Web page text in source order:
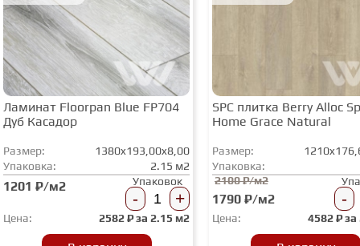
Ламинат Floorpan Blue FP704
Дуб Касадор
Размер:
1380x193,00x8,00
Упаковка:
2.15 м2
1201 ₽/м2 Упаковок
- +
Цена: 2582₽ за 2.15 м2
SPC плитка Berry Alloc
Home Grace Natural
Размер:
Упаковка:
2100 ₽/м2
1790 ₽/м2 -
Цена: 4582₽ за